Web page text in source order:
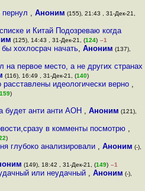
, Аноним (155), 21:43 , 31-Дек-21,
и Китай Подозреваю когда
(125), 14:43 , 31-Дек-21, (124) –1
хохлосрач начать, Аноним (137),
на первое место, а не других странах
(116), 16:49 , 31-Дек-21, (140)
идеологически верно ,
159)
будет анти анти АОН ,Аноним (121),
в комменты посмотрю ,
)
глубоко анализировали ,Аноним (-),
(149), 18:42 , 31-Дек-21, (149) –1
или неудачный , Аноним (-),